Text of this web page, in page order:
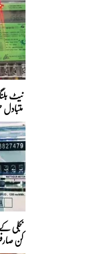
نیٹ
کن